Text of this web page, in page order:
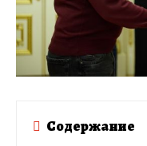
Содержание